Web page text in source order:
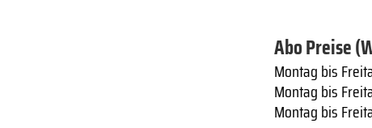
Abo Preise
Montag bis
Montag bis
Montag bis